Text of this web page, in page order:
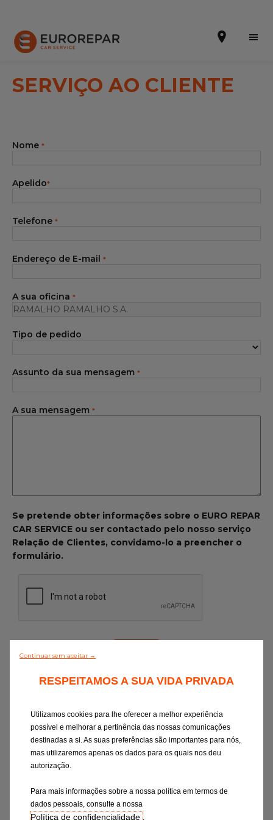
Orçamento online
A marca
Serviços
Serviço cliente
Todas as oficinas
Integrar a rede
SERVIÇO AO CLIENTE
Se pretende obter informações sobre o EURO REPAR
CAR SERVICE ou ser contactado pelo nosso serviço
Relação de Clientes, convidamo-lo a preencher o
formulário.
Nome *
Apelido*
Telefone *
Endereço de E-mail *
A sua oficina *
Tipo de pedido
Assunto da sua mensagem *
A sua mensagem *
Ao selecionar um destes canais, aceito o
descrito naDeclaração de Consentimento
Tenho o direito de retirar o meu
consentimento em qualquer altura
(contacto:privacy-rights@eurorepar.com
A anulação do consentimento não deverá
base no consentimento anterior à sua
anulação.
Continuar sem aceitar →
RESPEITAMOS A SUA VIDA PRIVADA
Utilizamos cookies para lhe oferecer a melhor experiência
possível e melhorar a pertinência das nossas comunicações
destinadas a si. As suas preferências são importantes para nós,
mas utilizaremos apenas os dados para os quais nos deu
autorização.
Para mais informações sobre a nossa política em termos de
dados pessoais, consulte a nossa
Política de confidencialidade .